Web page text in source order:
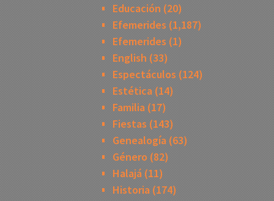
Educación (20)
Efemerides (1,187)
Efemerides (1)
English (33)
Espectáculos (124)
Estética (14)
Familia (17)
Fiestas (143)
Genealogía (63)
Género (82)
Halajá (11)
Historia (174)